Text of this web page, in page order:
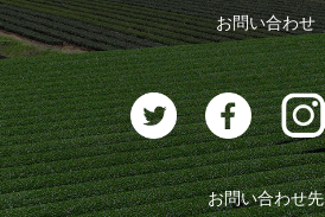
お茶に合うスイーツ
ログアウト
お問い合わせ
お問い合わせ先